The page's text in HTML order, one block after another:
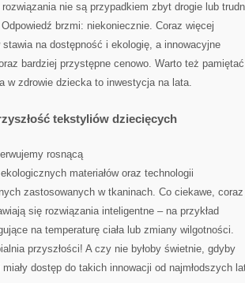
rozwiązania nie są przypadkiem zbyt drogie lub
brzmi: niekoniecznie. Coraz więcej
stawia na dostępność i ekologię, a innowacyjne
bardziej przystępne cenowo. Warto też
w zdrowie dziecka to inwestycja na lata.
tekstyliów dziecięcych
rosnącą
materiałów oraz technologii
zastosowanych w tkaninach. Co ciekawe, coraz
się rozwiązania inteligentne – na przykład
na temperaturę ciała lub zmiany wilgotności.
przyszłości! A czy nie byłoby świetnie, gdyby
dostęp do takich innowacji od najmłodszych